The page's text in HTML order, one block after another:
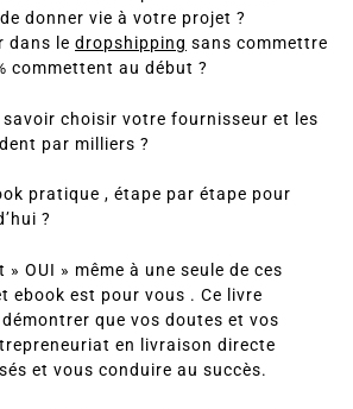
donner vie à votre projet ?
dans le dropshipping sans commettre
commettent au début ?
savoir choisir votre fournisseur et les
par milliers ?
pratique , étape par étape pour
?
OUI » même à une seule de ces
ebook est pour vous . Ce livre
que vos doutes et vos
en livraison directe
et vous conduire au succès.